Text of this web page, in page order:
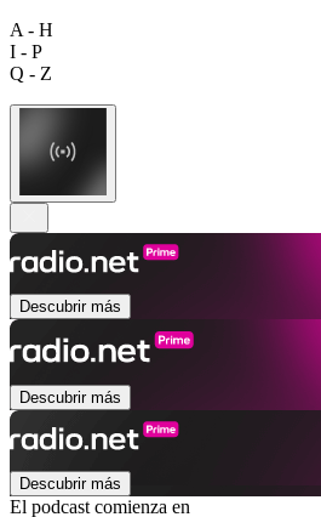
A - H
I - P
Q - Z
Descubrir más
Descubrir más
Descubrir más
El podcast comienza en